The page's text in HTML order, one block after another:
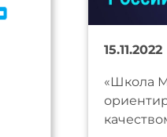
15.11.2022
«Школа